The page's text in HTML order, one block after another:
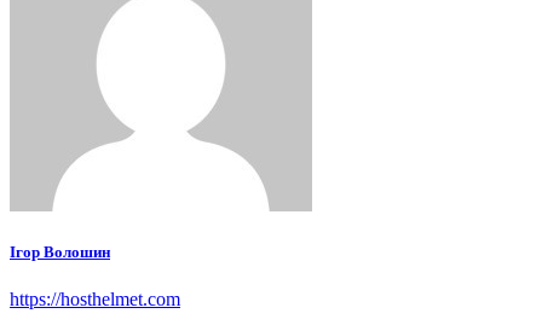
Ігор Волошин
https://hosthelmet.com